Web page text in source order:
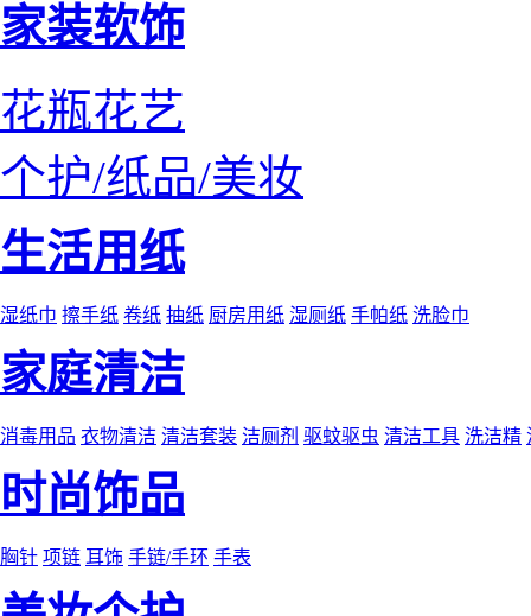
家装软饰
花瓶花艺
个护/纸品/美妆
生活用纸
湿纸巾 擦手纸 卷纸 抽纸 厨房用纸 湿厕纸 手帕纸 洗脸巾
家庭清洁
消毒用品 衣物清洁 清洁套装 洁厕剂 驱蚊驱虫 清洁工具 洗洁精
时尚饰品
胸针 项链 耳饰 手链/手环 手表